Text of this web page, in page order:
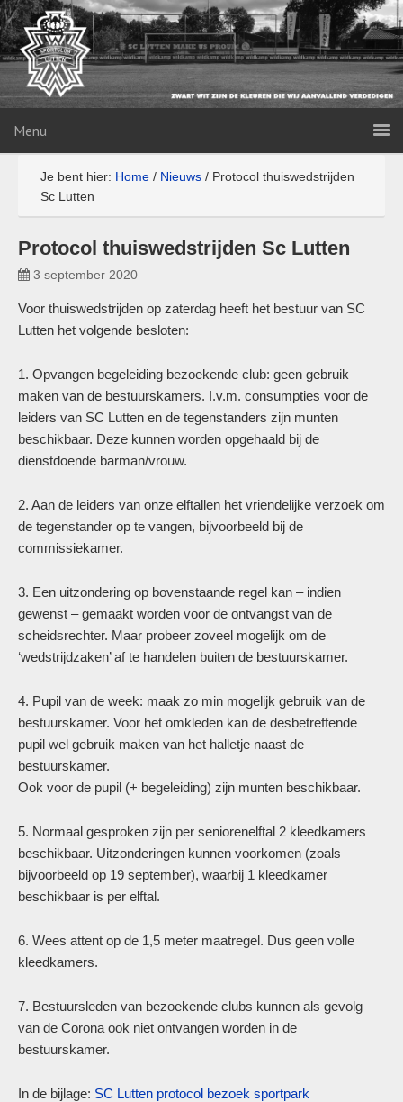
Menu
Je bent hier: Home / Nieuws / Protocol thuiswedstrijden
Sc Lutten
Protocol thuiswedstrijden Sc Lutten
3 september 2020
Voor thuiswedstrijden op zaterdag heeft het bestuur van SC
Lutten het volgende besloten:
1. Opvangen begeleiding bezoekende club: geen gebruik
maken van de bestuurskamers. I.v.m. consumpties voor de
leiders van SC Lutten en de tegenstanders zijn munten
beschikbaar. Deze kunnen worden opgehaald bij de
dienstdoende barman/vrouw.
2. Aan de leiders van onze elftallen het vriendelijke verzoek om
de tegenstander op te vangen, bijvoorbeeld bij de
commissiekamer.
3. Een uitzondering op bovenstaande regel kan – indien
gewenst – gemaakt worden voor de ontvangst van de
scheidsrechter. Maar probeer zoveel mogelijk om de
‘wedstrijdzaken’ af te handelen buiten de bestuurskamer.
4. Pupil van de week: maak zo min mogelijk gebruik van de
bestuurskamer. Voor het omkleden kan de desbetreffende
pupil wel gebruik maken van het halletje naast de
bestuurskamer.
Ook voor de pupil (+ begeleiding) zijn munten beschikbaar.
5. Normaal gesproken zijn per seniorenelftal 2 kleedkamers
beschikbaar. Uitzonderingen kunnen voorkomen (zoals
bijvoorbeeld op 19 september), waarbij 1 kleedkamer
beschikbaar is per elftal.
6. Wees attent op de 1,5 meter maatregel. Dus geen volle
kleedkamers.
7. Bestuursleden van bezoekende clubs kunnen als gevolg
van de Corona ook niet ontvangen worden in de
bestuurskamer.
In de bijlage: SC Lutten protocol bezoek sportpark